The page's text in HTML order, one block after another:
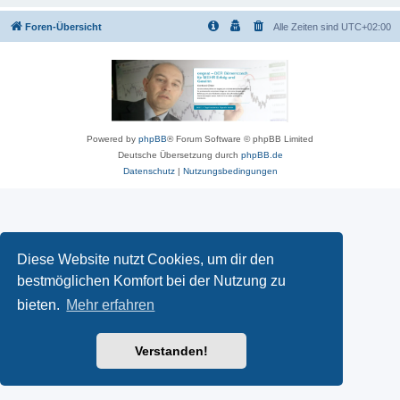
Diese Website nutzt Cookies, um dir den
bestmöglichen Komfort bei der Nutzung zu
bieten. Mehr erfahren
Verstanden!
Foren-Übersicht Alle Zeiten sind UTC+02:00
Powered by phpBB® Forum Software © phpBB Limited
Deutsche Übersetzung durch phpBB.de
Datenschutz| Nutzungsbedingungen